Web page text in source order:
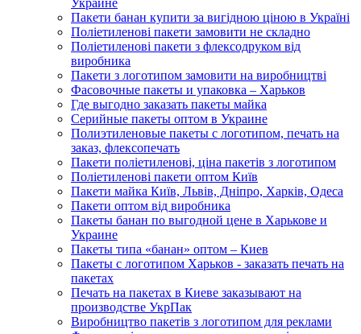
Пакети банан купити за вигідною ціною в Україні
Поліетиленові пакети замовити не складно
Поліетиленові пакети з флексодруком від
виробника
Пакети з логотипом замовити на виробництві
Фасовочные пакеты и упаковка – Харьков
Где выгодно заказать пакеты майка
Серийные пакеты оптом в Украине
Полиэтиленовые пакеты с логотипом, печать на
заказ, флексопечать
Пакети поліетиленові, ціна пакетів з логотипом
Поліетиленові пакети оптом Київ
Пакети майка Київ, Львів, Дніпро, Харків, Одеса
Пакети оптом від виробника
Пакеты банан по выгодной цене в Харькове и
Украине
Пакеты типа «банан» оптом – Киев
Пакеты с логотипом Харьков - заказать печать на
пакетах
Печать на пакетах в Киеве заказывают на
производстве УкрПак
Виробництво пакетів з логотипом для реклами